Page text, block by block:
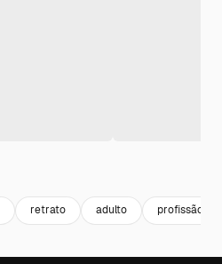
retrato adulto profissão